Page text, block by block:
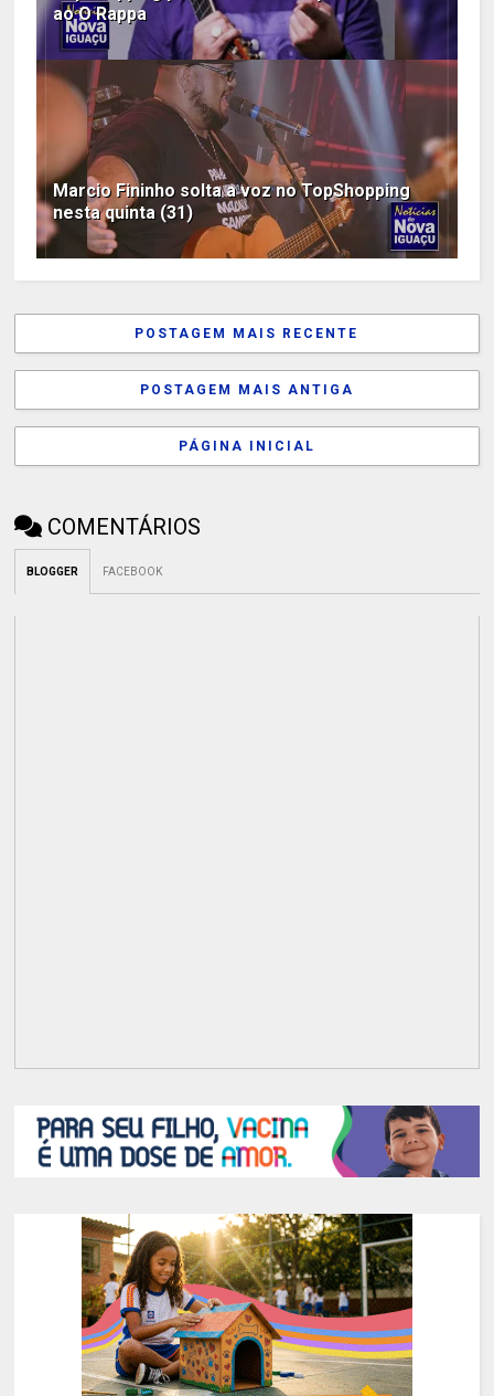
ao O Rappa
Marcio Fininho solta a voz no TopShopping
nesta quinta (31)
POSTAGEM MAIS RECENTE
POSTAGEM MAIS ANTIGA
PÁGINA INICIAL
COMENTÁRIOS
BLOGGER FACEBOOK